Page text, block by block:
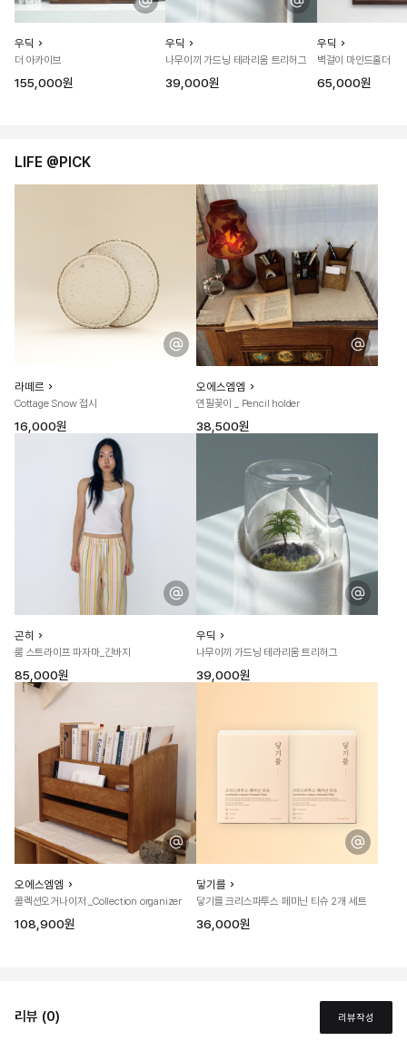
우딕
더 아카이브
155,000원
우딕
나무이끼 가드닝 테라리움 트리허그
39,000원
우딕
벽걸이 마인드홀더
65,000원
LIFE @PICK
라떼르
Cottage Snow 접시
16,000원
오에스엠엠
연필꽂이 _ Pencil holder
38,500원
곤히
룸 스트라이프 파자마_긴바지
85,000원
우딕
나무이끼 가드닝 테라리움 트리허그
39,000원
오에스엠엠
콜렉션오거나이저 _Collection organizer
108,900원
닿기를
닿기를 크리스파투스 페미닌 티슈 2개 세트
36,000원
리뷰 (0) 리뷰작성